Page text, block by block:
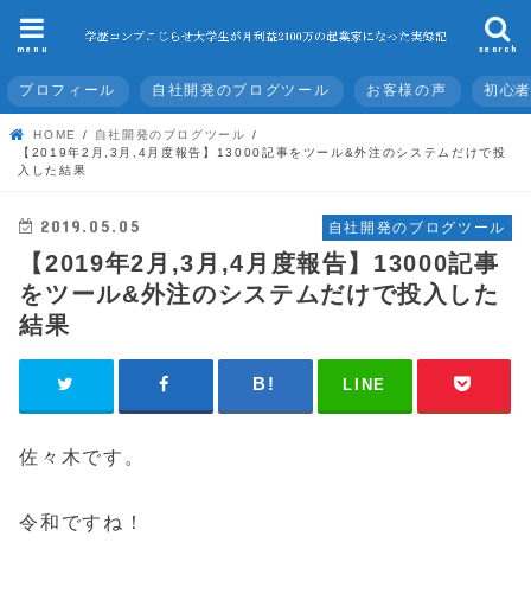
search
menu
プロフィール 自社開発のブログツール お客様の声 初心
HOME
自社開発のブログツール
【2019年2月,3月,4月度報告】13000記事をツール&外注のシステムだけで投
入した結果
自社開発のブログツール
2019.05.05
【2019年2月,3月,4月度報告】13000記事
をツール&外注のシステムだけで投入した
結果
LINE
佐々木です。
令和ですね！